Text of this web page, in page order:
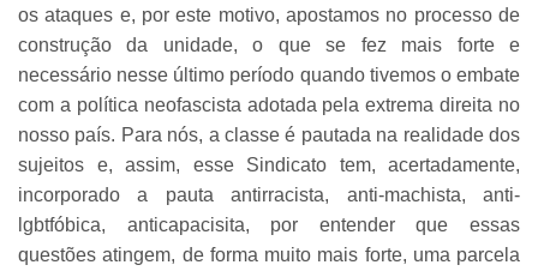
os ataques e, por este motivo, apostamos no processo de
construção da unidade, o que se fez mais forte e
necessário nesse último período quando tivemos o embate
com a política neofascista adotada pela extrema direita no
nosso país. Para nós, a classe é pautada na realidade dos
sujeitos e, assim, esse Sindicato tem, acertadamente,
incorporado a pauta antirracista, anti-machista, anti-
lgbtfóbica, anticapacisita, por entender que essas
questões atingem, de forma muito mais forte, uma parcela